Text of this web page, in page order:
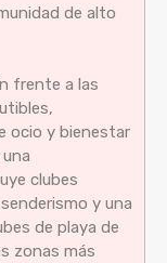
de alto
frente a las
ocio y bienestar
clubes
y una
de playa de
zonas más